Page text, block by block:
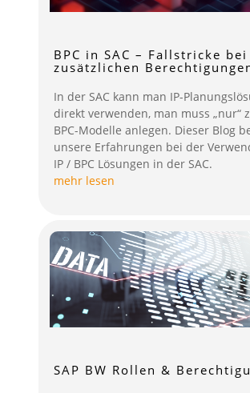
BPC in SAC – Fallstricke bei
zusätzlichen
In der SAC kann man IP-
direkt verwenden, man muss „nur“
BPC-Modelle anlegen. Dieser Blog
unsere Erfahrungen bei der
IP / BPC Lösungen in der SAC.
mehr lesen
SAP BW Rollen &